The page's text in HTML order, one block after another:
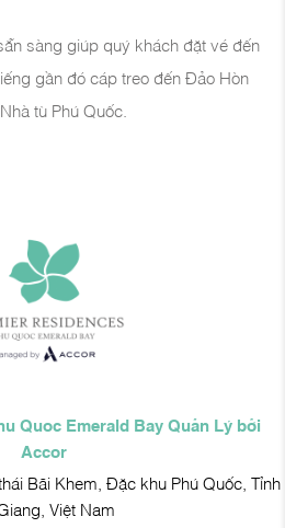
sàng giúp quý khách đặt vé đến
gần đó cáp treo đến Đảo Hòn
tù Phú Quốc.
Quoc Emerald Bay Quản Lý bởi
Accor
Bãi Khem, Đặc khu Phú Quốc, Tỉnh
Việt Nam